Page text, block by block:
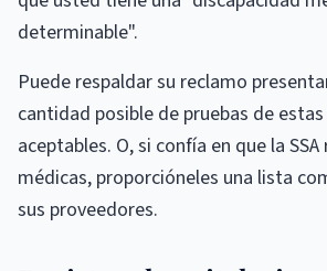
determinable".
Puede respaldar su reclamo
cantidad posible de pruebas de
aceptables. O, si confía en que la
médicas, proporcióneles una lista
sus proveedores.